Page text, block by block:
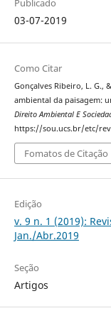
Publicado
03-07-2019
Como Citar
Gonçalves Ribeiro, L. G.,
ambiental da paisagem:
Direito Ambiental E
https://sou.ucs.br/etc/
Fomatos de Citação
Edição
v. 9 n. 1 (2019):
Jan./Abr.2019
Seção
Artigos